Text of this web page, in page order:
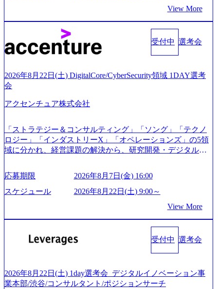
験3年以上の方はGAB受検免除、書類選考のみ。 書類選考
通過後に、GAB試験に合格している方へ1day選考会当日の
ご案内をさせていただきます。 急速なグローバル化により
既存事業では成長戦略を描く事が困難になった大手企業を
サポートするため、新規事業立案や既存事業のトランスフ
たします。 (1)既存または新規大手事業会社から依頼された
「経営戦略」等のコンサルティング支援を行います。クラ
イアントは各業界上位5社をターゲットとし、特にCXOクラ
スから「新規事業戦略」「既存事業のトランスフォーメー
略」案件をメインとしたコンサルティングを行います ＜プ
ロジェクト一部抜粋＞ ・海外事業(新規・既存)事業のビジ
ネスモデル検討支援 ・金融領域におけるAIを活用した事業
ィ領域における地域活性アプリ企画支援及び実行支援 ・ロ
業支援 ※その他新規事業や既存デジタルトランスフォーメ
ーションの案件が多数 ● コンサルタント プロジェクトにお
は、仮説検証からクライアント向け資料のドラフト作成、
プロジェクトにおける課題/リスク管理などを担当。 ● シニ
アコンサルタント プロジェクトメンバーとしてプロジェク
トの一領域を担う。主な作業としては、As-Is分析、仮説構
ィスカッションペ ーパーの作成などを担当。 ● 裁量権 弊社
は2019年11月に設立され、成長期といわれるフェーズにあ
業、通信業界に強みがあり、ヘルスケアな業界は広げてい
く予定 インセンティブ支給という他社にはない制度 ワンプ
ール制を敷く、柔軟な組織 2026年8月15日(土) 10:00以降開
始～ 2026年8月7日(金) 16:00 ※枠が限られておりますので、
ご応募いただいてもご対応できない可能性がございます ※
ご応募者様については、1dayではなく通常選考でのご案内
とさせていただきます ● 面接(1次・最終を一度の面接で実
てご連絡させていただきます。 ● 一日で最終面接まで完了
日面接や面談のお時間をいただく場合がございます ● 面
接、条件面談それぞれ最大1時間を想定しております ・実施
前日までに日程およびURLを共有させていただきます ・面
接および条件面談ともに、どの時間開始となってもご対応
と幸いです ※1day選考会のご参加希望の方は、事前にGAB
試験を受検いただきます(受験期限は1day選考会実施日の3日
前まで)。 ※ただし、30代以上のコンサルファーム経験3年
以上の方はGAB受検免除、書類選考のみ。 書類選考通過後
に、GAB試験に合格している方へ1day選考会当日のご案内
をさせていただきます。 急速なグローバル化により既存事
業では成長戦略を描く事が困難になった大手企業をサポー
す。 (1)既存または新規大手事業会社から依頼された「経営
戦略」等のコンサルティング支援を行います。クライアン
View More
受付中 選考会
2026年8月22日(土) DigitalCore/CyberSecurity領域 1DAY選考
会
アクセンチュア株式会社
「ストラテジー＆コンサルティング」「ソング」「テクノ
ロジー」「インダストリーX」「オペレーションズ」の5領
域に分かれ、経営課題の解決から、研究開発・デジタル・
グ領域からその実行的側面であるITサービスの提供まで一
貫して支援する総合系・IT系ファームである あらゆる産業
において非常に良質な顧客基盤を築いており、Fortune Globa
手掛けたプロジェクトは「ファーストリテイリングにおけ
るグローバル化」「資生堂グループのDX化支援」「ヴィヴ
ンサルティング活動のみならず、2021年にはKDDIと合弁会
社「ARISE analytics」を設立し、人工知能とデータアナリテ
ジタル人材育成の支援も盛んに行う 採用資料 (https://www.ac
centure.com/content/dam/accenture/final/accenture-com/document-
応募期限
2026年8月7日(金) 16:00
スケジュール
2026年8月22日(土) 9:00～
View More
受付中 選考会
2026年8月22日(土) 1day選考会_デジタルイノベーション事
業本部/渋谷/コンサルタント/ポジションサーチ